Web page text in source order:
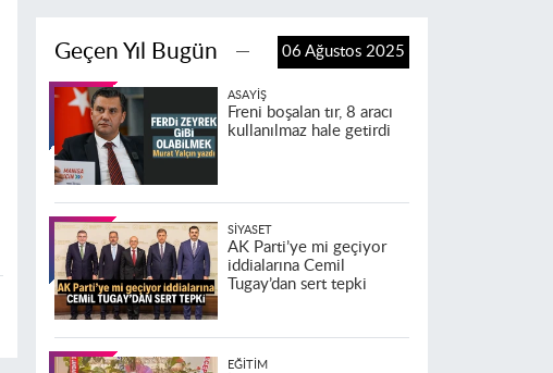
Geçen Yıl Bugün 06 Ağustos 2025
ASAYIŞ
Freni boşalan tır, 8 aracı
kullanılmaz hale getirdi
SIYASET
AK Parti’ye mi geçiyor
iddialarına Cemil
Tugay’dan sert tepki
EĞITIM